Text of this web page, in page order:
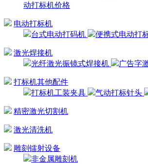
动打标机价格
电动打标机
台式电动打码机
便携式电动打
激光焊接机
光纤激光振镜式焊接机
广告字
打标机其他配件
打标机工装夹具
气动打标针头
精密激光切割机
激光清洗机
雕刻镭射设备
非金属雕刻机